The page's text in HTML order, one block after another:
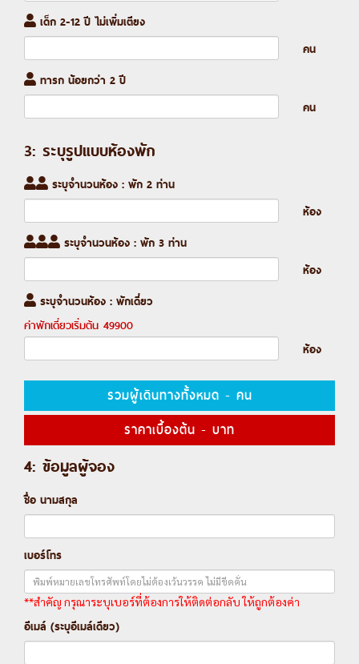
เด็ก 2-12 ปี ไม่เพิ่มเตียง
คน
ทารก น้อยกว่า 2 ปี
คน
3: ระบุรูปแบบห้องพัก
ระบุจำนวนห้อง : พัก 2 ท่าน
ห้อง
ระบุจำนวนห้อง : พัก 3 ท่าน
ห้อง
ระบุจำนวนห้อง : พักเดี่ยว
ค่าพักเดี่ยวเริ่มต้น 49900
ห้อง
รวมผู้เดินทางทั้งหมด - คน
ราคาเบื้องต้น - บาท
4: ข้อมูลผู้จอง
ชื่อ นามสกุล
เบอร์โทร
**สำคัญ กรุณาระบุเบอร์ที่ต้องการให้ติดต่อกลับ ให้ถูกต้องค่า
อีเมล์ (ระบุอีเมล์เดียว)